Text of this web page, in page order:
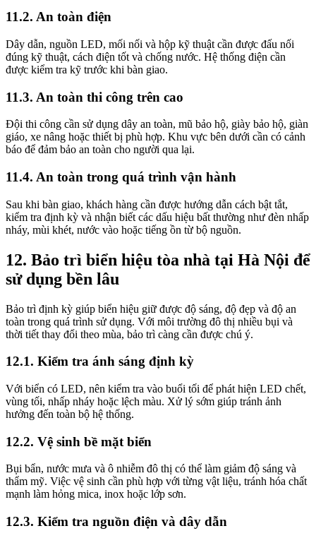
11.2. An toàn điện
Dây dẫn, nguồn LED, mối nối và hộp kỹ thuật cần được đấu nối
đúng kỹ thuật, cách điện tốt và chống nước. Hệ thống điện cần
được kiểm tra kỹ trước khi bàn giao.
11.3. An toàn thi công trên cao
Đội thi công cần sử dụng dây an toàn, mũ bảo hộ, giày bảo hộ, giàn
giáo, xe nâng hoặc thiết bị phù hợp. Khu vực bên dưới cần có cảnh
báo để đảm bảo an toàn cho người qua lại.
11.4. An toàn trong quá trình vận hành
Sau khi bàn giao, khách hàng cần được hướng dẫn cách bật tắt,
kiểm tra định kỳ và nhận biết các dấu hiệu bất thường như đèn nhấp
nháy, mùi khét, nước vào hoặc tiếng ồn từ bộ nguồn.
12. Bảo trì biển hiệu tòa nhà tại Hà Nội để
sử dụng bền lâu
Bảo trì định kỳ giúp biển hiệu giữ được độ sáng, độ đẹp và độ an
toàn trong quá trình sử dụng. Với môi trường đô thị nhiều bụi và
thời tiết thay đổi theo mùa, bảo trì càng cần được chú ý.
12.1. Kiểm tra ánh sáng định kỳ
Với biển có LED, nên kiểm tra vào buổi tối để phát hiện LED chết,
vùng tối, nhấp nháy hoặc lệch màu. Xử lý sớm giúp tránh ảnh
hưởng đến toàn bộ hệ thống.
12.2. Vệ sinh bề mặt biển
Bụi bẩn, nước mưa và ô nhiễm đô thị có thể làm giảm độ sáng và
thẩm mỹ. Việc vệ sinh cần phù hợp với từng vật liệu, tránh hóa chất
mạnh làm hỏng mica, inox hoặc lớp sơn.
12.3. Kiểm tra nguồn điện và dây dẫn